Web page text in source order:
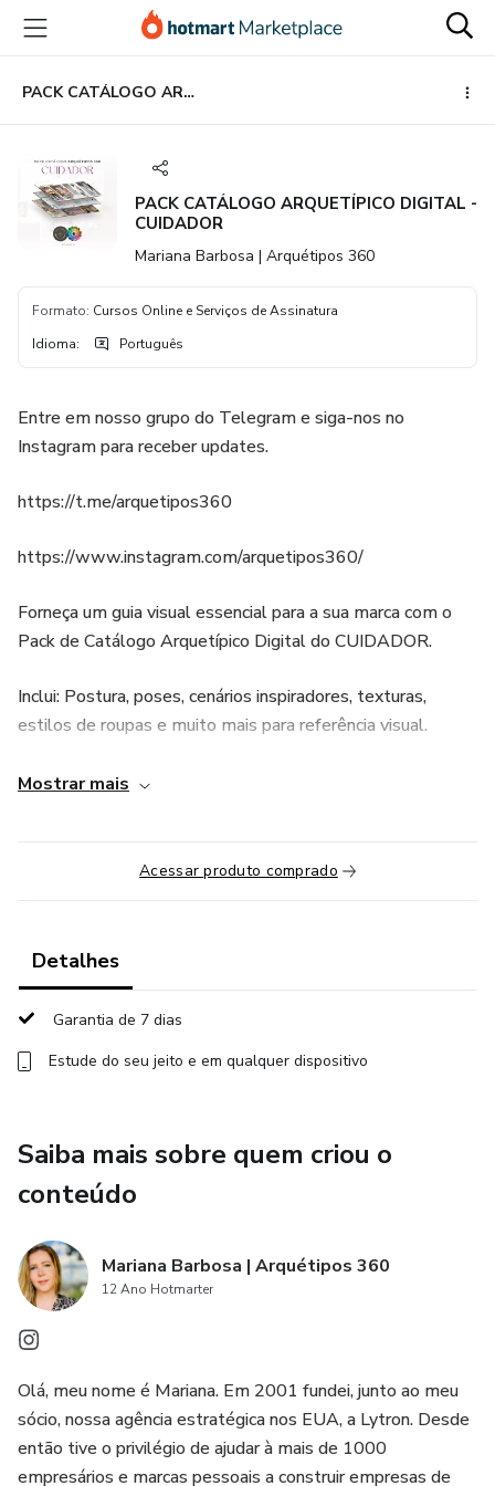
para
conteúdo
principal
para
pagamento
para
rodapé
PACK CATÁLOGO ARQUETÍPICO DIGITAL - CUIDADOR
PACK CATÁLOGO ARQUETÍPICO DIGITAL -
CUIDADOR
Mariana Barbosa | Arquétipos 360
Formato: Cursos Online e Serviços de Assinatura
Idioma: Português
Entre em nosso grupo do Telegram e siga-nos no
Instagram para receber updates.
https://t.me/arquetipos360
https://www.instagram.com/arquetipos360/
Forneça um guia visual essencial para a sua marca com o
Pack de Catálogo Arquetípico Digital do CUIDADOR.
Inclui: Postura, poses, cenários inspiradores, texturas,
estilos de roupas e muito mais para referência visual.
BÔNUS: Pinterest do Arquétipo Cuidador com novos pins
categorizados em cerca de 20 folders diferentes para
facilitar o processo.
e poses específicas para cada arquétipo ajudam os
criando imagens poderosas e alinhadas com a identidade
Apoie o design de interiores: Os elementos visuais no
catálogo auxiliam designers de interiores na escolha de
paletas de cores, texturas e estilos que correspondam à
visualmente atraentes.
Aprimore o trabalho de visagistas: O catálogo fornece
refrências sobre estilos de roupas, maquiagem e
permitindo que visagistas criem looks que comuniquem a
mensagem certa.
Mostrar mais
Acessar produto comprado
Detalhes
Garantia de 7 dias
Estude do seu jeito e em qualquer dispositivo
Saiba mais sobre quem criou o
conteúdo
Mariana Barbosa | Arquétipos 360
12 Ano Hotmarter
Olá, meu nome é Mariana. Em 2001 fundei, junto ao meu
sócio, nossa agência estratégica nos EUA, a Lytron. Desde
então tive o privilégio de ajudar à mais de 1000
empresários e marcas pessoais a construir empresas de